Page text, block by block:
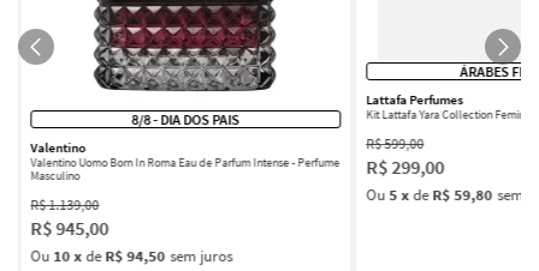
8/8 - DIA DOS PAIS
Valentino
Valentino Uomo Born In Roma Eau de Parfum Intense - Perfume
Masculino
R$1.139,00
R$945,00
Ou 10xdeR$ 94,50 sem juros
ÁRABES
Lattafa Perfumes
Kit Lattafa Yara Collection
R$599,00
R$ 299,00
Ou5xdeR$ 59,80 sem